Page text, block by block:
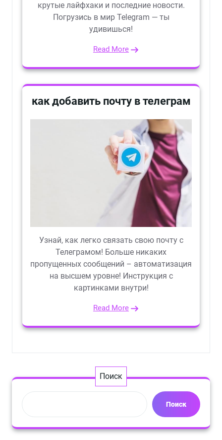
крутые лайфхаки и последние новости.
Погрузись в мир Telegram — ты
удивишься!
Read More
как добавить почту в телеграм
Узнай, как легко связать свою почту с
Телеграмом! Больше никаких
пропущенных сообщений – автоматизация
на высшем уровне! Инструкция с
картинками внутри!
Read More
Поиск
Поиск